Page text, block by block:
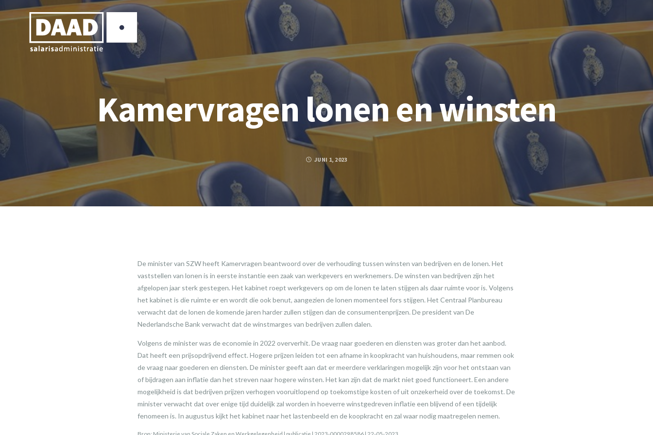
Kamervragen lonen en winsten
JUNI 1, 2023
De minister van SZW heeft Kamervragen beantwoord over de verhouding tussen winsten van bedrijven en de lonen. Het
vaststellen van lonen is in eerste instantie een zaak van werkgevers en werknemers. De winsten van bedrijven zijn het
afgelopen jaar sterk gestegen. Het kabinet roept werkgevers op om de lonen te laten stijgen als daar ruimte voor is. Volgens
het kabinet is die ruimte er en wordt die ook benut, aangezien de lonen momenteel fors stijgen. Het Centraal Planbureau
verwacht dat de lonen de komende jaren harder zullen stijgen dan de consumentenprijzen. De president van De
Nederlandsche Bank verwacht dat de winstmarges van bedrijven zullen dalen.
Volgens de minister was de economie in 2022 oververhit. De vraag naar goederen en diensten was groter dan het aanbod.
Dat heeft een prijsopdrijvend effect. Hogere prijzen leiden tot een afname in koopkracht van huishoudens, maar remmen ook
de vraag naar goederen en diensten. De minister geeft aan dat er meerdere verklaringen mogelijk zijn voor het ontstaan van
of bijdragen aan inflatie dan het streven naar hogere winsten. Het kan zijn dat de markt niet goed functioneert. Een andere
mogelijkheid is dat bedrijven prijzen verhogen vooruitlopend op toekomstige kosten of uit onzekerheid over de toekomst. De
minister verwacht dat over enige tijd duidelijk zal worden in hoeverre winstgedreven inflatie een blijvend of een tijdelijk
fenomeen is. In augustus kijkt het kabinet naar het lastenbeeld en de koopkracht en zal waar nodig maatregelen nemen.
Bron: Ministerie van Sociale Zaken en Werkgelegenheid | publicatie | 2023-0000298586 | 22-05-2023